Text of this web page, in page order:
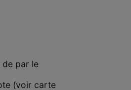
de par le
(voir carte